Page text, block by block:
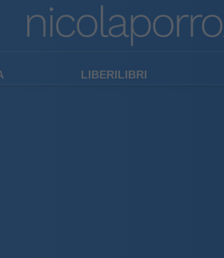
LIBERILIBRI